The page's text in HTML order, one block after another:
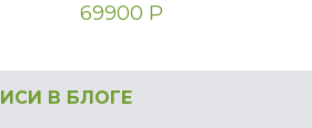
69900 Р
В БЛОГЕ